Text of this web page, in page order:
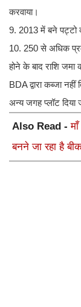
करवाया।
9. 2013 में बने पट्टो
10. 250 से अधिक
होने के बाद राशि
BDA द्वारा कब्जा
अन्य जगह प्लॉट दिया
Also Read -
बनने जा रहा है